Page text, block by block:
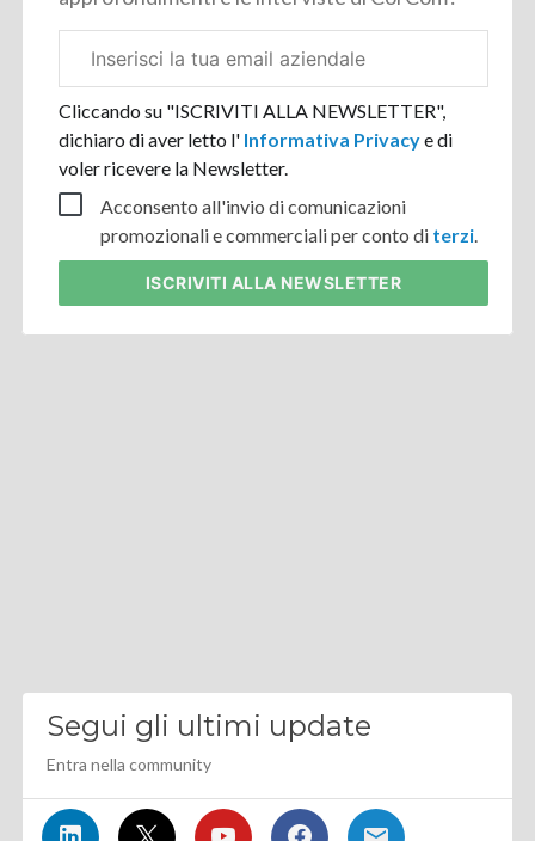
aziendale
Cliccando su "ISCRIVITI ALLA NEWSLETTER",
dichiaro di aver letto l' Informativa Privacye di
voler ricevere la Newsletter.
Acconsento all'invio di comunicazioni
promozionali e commerciali per conto di terzi.
ISCRIVITI ALLA NEWSLETTER
Segui gli ultimi update
Entra nella community